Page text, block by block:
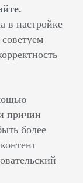
в настройке
причин
более